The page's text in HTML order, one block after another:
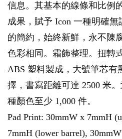
信息。其基本的線條和比例
成果，賦予 Icon 一種明確
的簡約，始終新鮮，永不陳
色彩相同。霜飾整理。扭轉
ABS 塑料製成，大號筆芯有
擇，書寫距離可達 2500 米
種顏色至少 1,000 件。
Pad Print: 30mmW x 7mmH
7mmH (lower barrel),